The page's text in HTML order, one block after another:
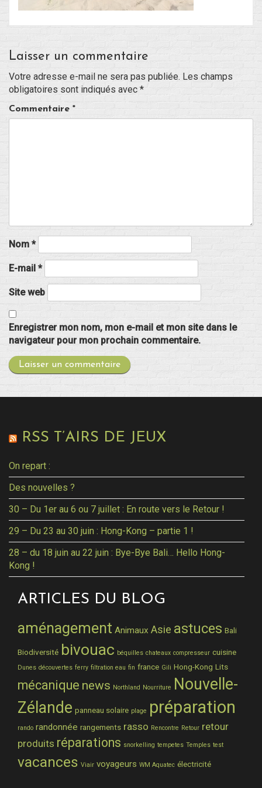
Non classé
Connexion
Flux des publications
Laisser un commentaire
Votre adresse e-mail ne sera pas publiée. Les champs
obligatoires sont indiqués avec *
Commentaire *
Nom *
E-mail *
Site web
Enregistrer mon nom, mon e-mail et mon site dans le
navigateur pour mon prochain commentaire.
RSS T’AIRS DE JEUX
On repart :
Des nouvelles ?
30 – Du 1er au 6 ou 7 juillet : En route vers le Retour !
29 – Du 23 au 30 juin : Hong-Kong – partie 1 !
28 – du 18 juin au 22 juin : Bye-Bye Bali… Hello Hong-
Kong !
ARTICLES DU BLOG
aménagement Animaux Asie astuces Bali
Biodiversité bivouac béquilles chateaux compresseur cuisine
Dunes découvertes ferry filtration eau fin france Gili Hong-Kong Lits
mécanique news Northland Nourriture Nouvelle-
Zélande panneau solaire plage préparation
rando randonnée rangements rasso Rencontre Retour retour
produits réparations snorkelling tempetes Temples test
vacances Viair voyageurs WM Aquatec électricité